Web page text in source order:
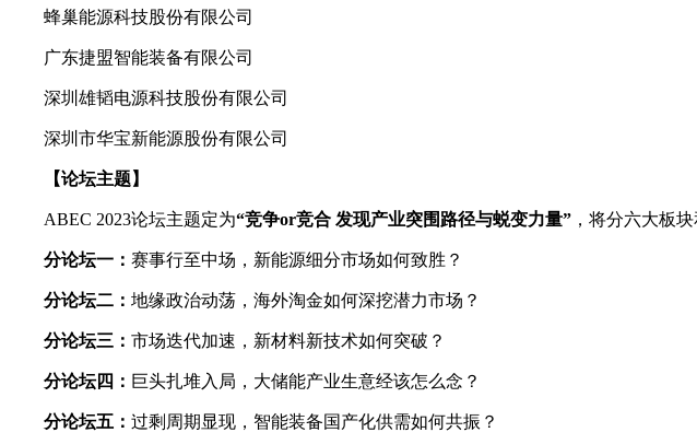
蜂巢能源科技股份有限公司
广东捷盟智能装备有限公司
深圳雄韬电源科技股份有限公司
深圳市华宝新能源股份有限公司
【论坛主题】
ABEC 2023论坛主题定为“竞争or竞合 发现产业突围路径与蜕变力量” ，将分六大板
分论坛一 ： 赛事行至中场，新能源细分市场如何致胜？
分论坛二 ： 地缘政治动荡，海外淘金如何深挖潜力市场？
分论坛三 ： 市场迭代加速，新材料新技术如何突破？
分论坛四 ： 巨头扎堆入局，大储能产业生意经该怎么念？
分论坛五 ： 过剩周期显现，智能装备国产化供需如何共振？